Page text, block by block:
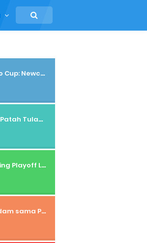
Final Carabao Cup: Newcastle Vs Tottenham/Liverpool
Jorge Martin Patah Tulang, Out dari Tes MotoGP Sepang 2025
Jadwal Drawing Playoff Liga Champions dan Liga Europa Nanti Malam
Neymar Dendam sama Pelatih Al Hilal?